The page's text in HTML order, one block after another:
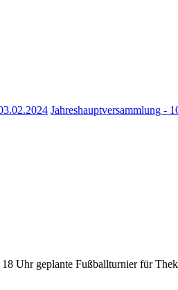
Jahreshauptversammlung -
Uhr geplante Fußballturnier für